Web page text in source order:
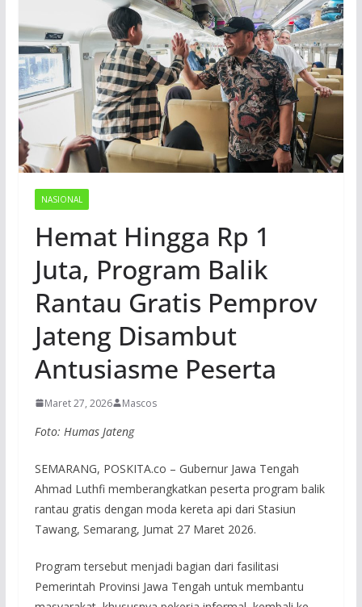
NASIONAL
Hemat Hingga Rp 1
Juta, Program Balik
Rantau Gratis Pemprov
Jateng Disambut
Antusiasme Peserta
Maret 27, 2026 Mascos
Foto: Humas Jateng
SEMARANG, POSKITA.co – Gubernur Jawa Tengah
Ahmad Luthfi memberangkatkan peserta program balik
rantau gratis dengan moda kereta api dari Stasiun
Tawang, Semarang, Jumat 27 Maret 2026.
Program tersebut menjadi bagian dari fasilitasi
Pemerintah Provinsi Jawa Tengah untuk membantu